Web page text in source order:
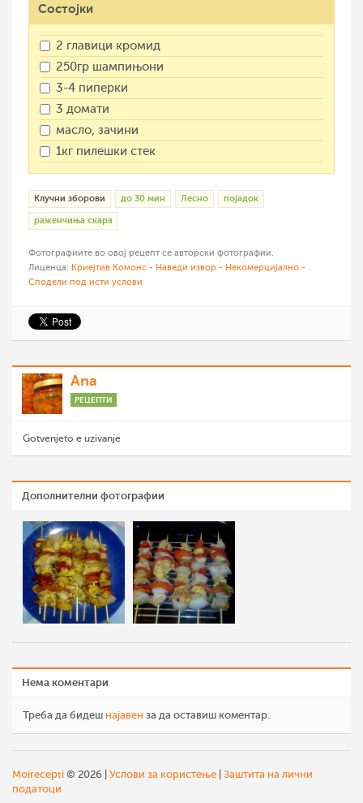
Состојки
2 главици кромид
250гр шампињони
3-4 пиперки
3 домати
масло, зачини
1кг пилешки стек
Клучни зборови до 30 мин Лесно појадок
раженчиња скара
Фотографиите во овој рецепт се авторски фотографии.
Лиценца: Криејтив Комонс - Наведи извор - Некомерцијално -
Сподели под исти услови
Ana
РЕЦЕПТИ
Gotvenjeto e uzivanje
Дополнителни фотографии
Нема коментари
Треба да бидеш најавен за да оставиш коментар.
Moirecepti © 2026 | Услови за користење | Заштита на лични
податоци